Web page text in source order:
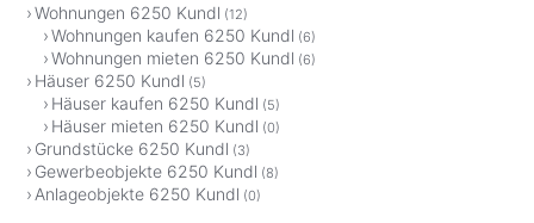
Wohnungen 6250 Kundl (12)
Wohnungen kaufen 6250 Kundl (6)
Wohnungen mieten 6250 Kundl (6)
Häuser 6250 Kundl (5)
Häuser kaufen 6250 Kundl (5)
Häuser mieten 6250 Kundl (0)
Grundstücke 6250 Kundl (3)
Gewerbeobjekte 6250 Kundl (8)
Anlageobjekte 6250 Kundl (0)